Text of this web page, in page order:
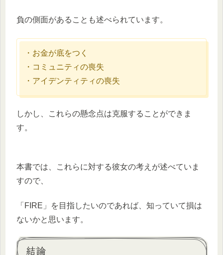
負の側面があることも述べられています。
・お金が底をつく
・コミュニティの喪失
・アイデンティティの喪失
しかし、これらの懸念点は克服することができま
す。
本書では、これらに対する彼女の考えが述べていま
すので、
「FIRE」を目指したいのであれば、知っていて損は
ないかと思います。
結論